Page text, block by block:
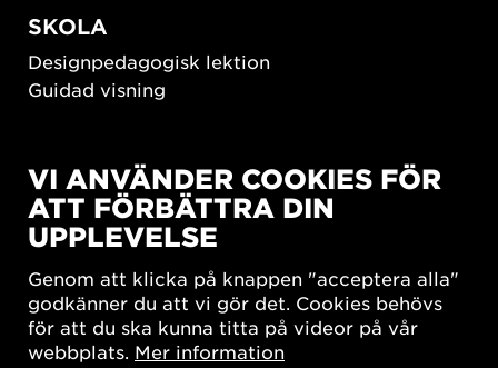
SKOLA
Designpedagogisk lektion
Guidad visning
New European Bauhaus
SUSTAINORDIC
Share Future Living
What Matter_s
VI ANVÄNDER COOKIES FÖR
ATT FÖRBÄTTRA DIN
UPPLEVELSE
Genom att klicka på knappen "acceptera alla"
godkänner du att vi gör det. Cookies behövs
för att du ska kunna titta på videor på vår
webbplats. Mer information